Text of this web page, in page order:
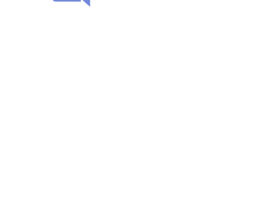
технологиите сега и да си мислите,